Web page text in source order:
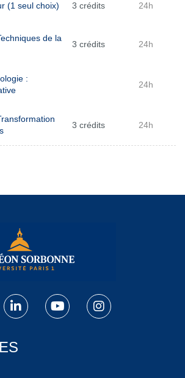
(1 seul choix) 3 crédits 24h
de la
3 crédits 24h
:
24h
3 crédits 24h